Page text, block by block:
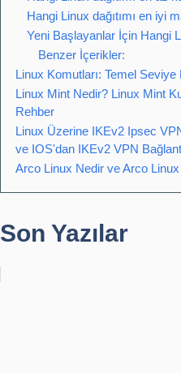
Hangi Linux dağıtımı en iyi
Yeni Başlayanlar İçin Hangi
Benzer İçerikler:
Linux Komutları: Temel Seviye
Linux Mint Nedir? Linux Mint
Rehber
Linux Üzerine IKEv2 Ipsec
ve IOS'dan IKEv2 VPN
Arco Linux Nedir ve Arco Linux
Son Yazılar